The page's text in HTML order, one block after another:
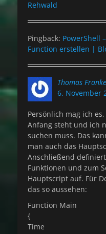
Rehwald
Pingback: PowerShell
Function erstellen |
Thomas Franke
6. November
Persönlich mag ich
Anfang steht und ich
suchen muss. Das
man auch das
Anschließend
Funktionen und zum
Hauptscript auf. Für
das so aussehen:
Function Main
{
Time